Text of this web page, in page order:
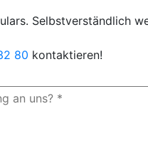
Selbstverständlich
80 kontaktieren!